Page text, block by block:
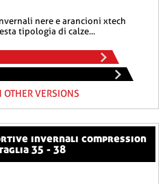
tipologia di calze...
VERSIONS
35 - 38